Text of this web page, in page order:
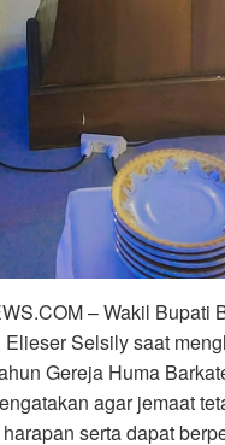
– Wakil Bupati
Selsily saat
Gereja Huma
agar jemaat
serta dapat